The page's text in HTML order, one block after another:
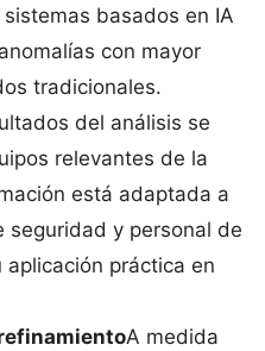
basados en IA
con mayor
tradicionales.
del análisis se
relevantes de la
está adaptada a
seguridad y personal de
práctica en
A medida